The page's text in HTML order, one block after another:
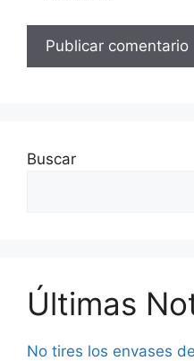
Buscar
Últimas
No tires los envases